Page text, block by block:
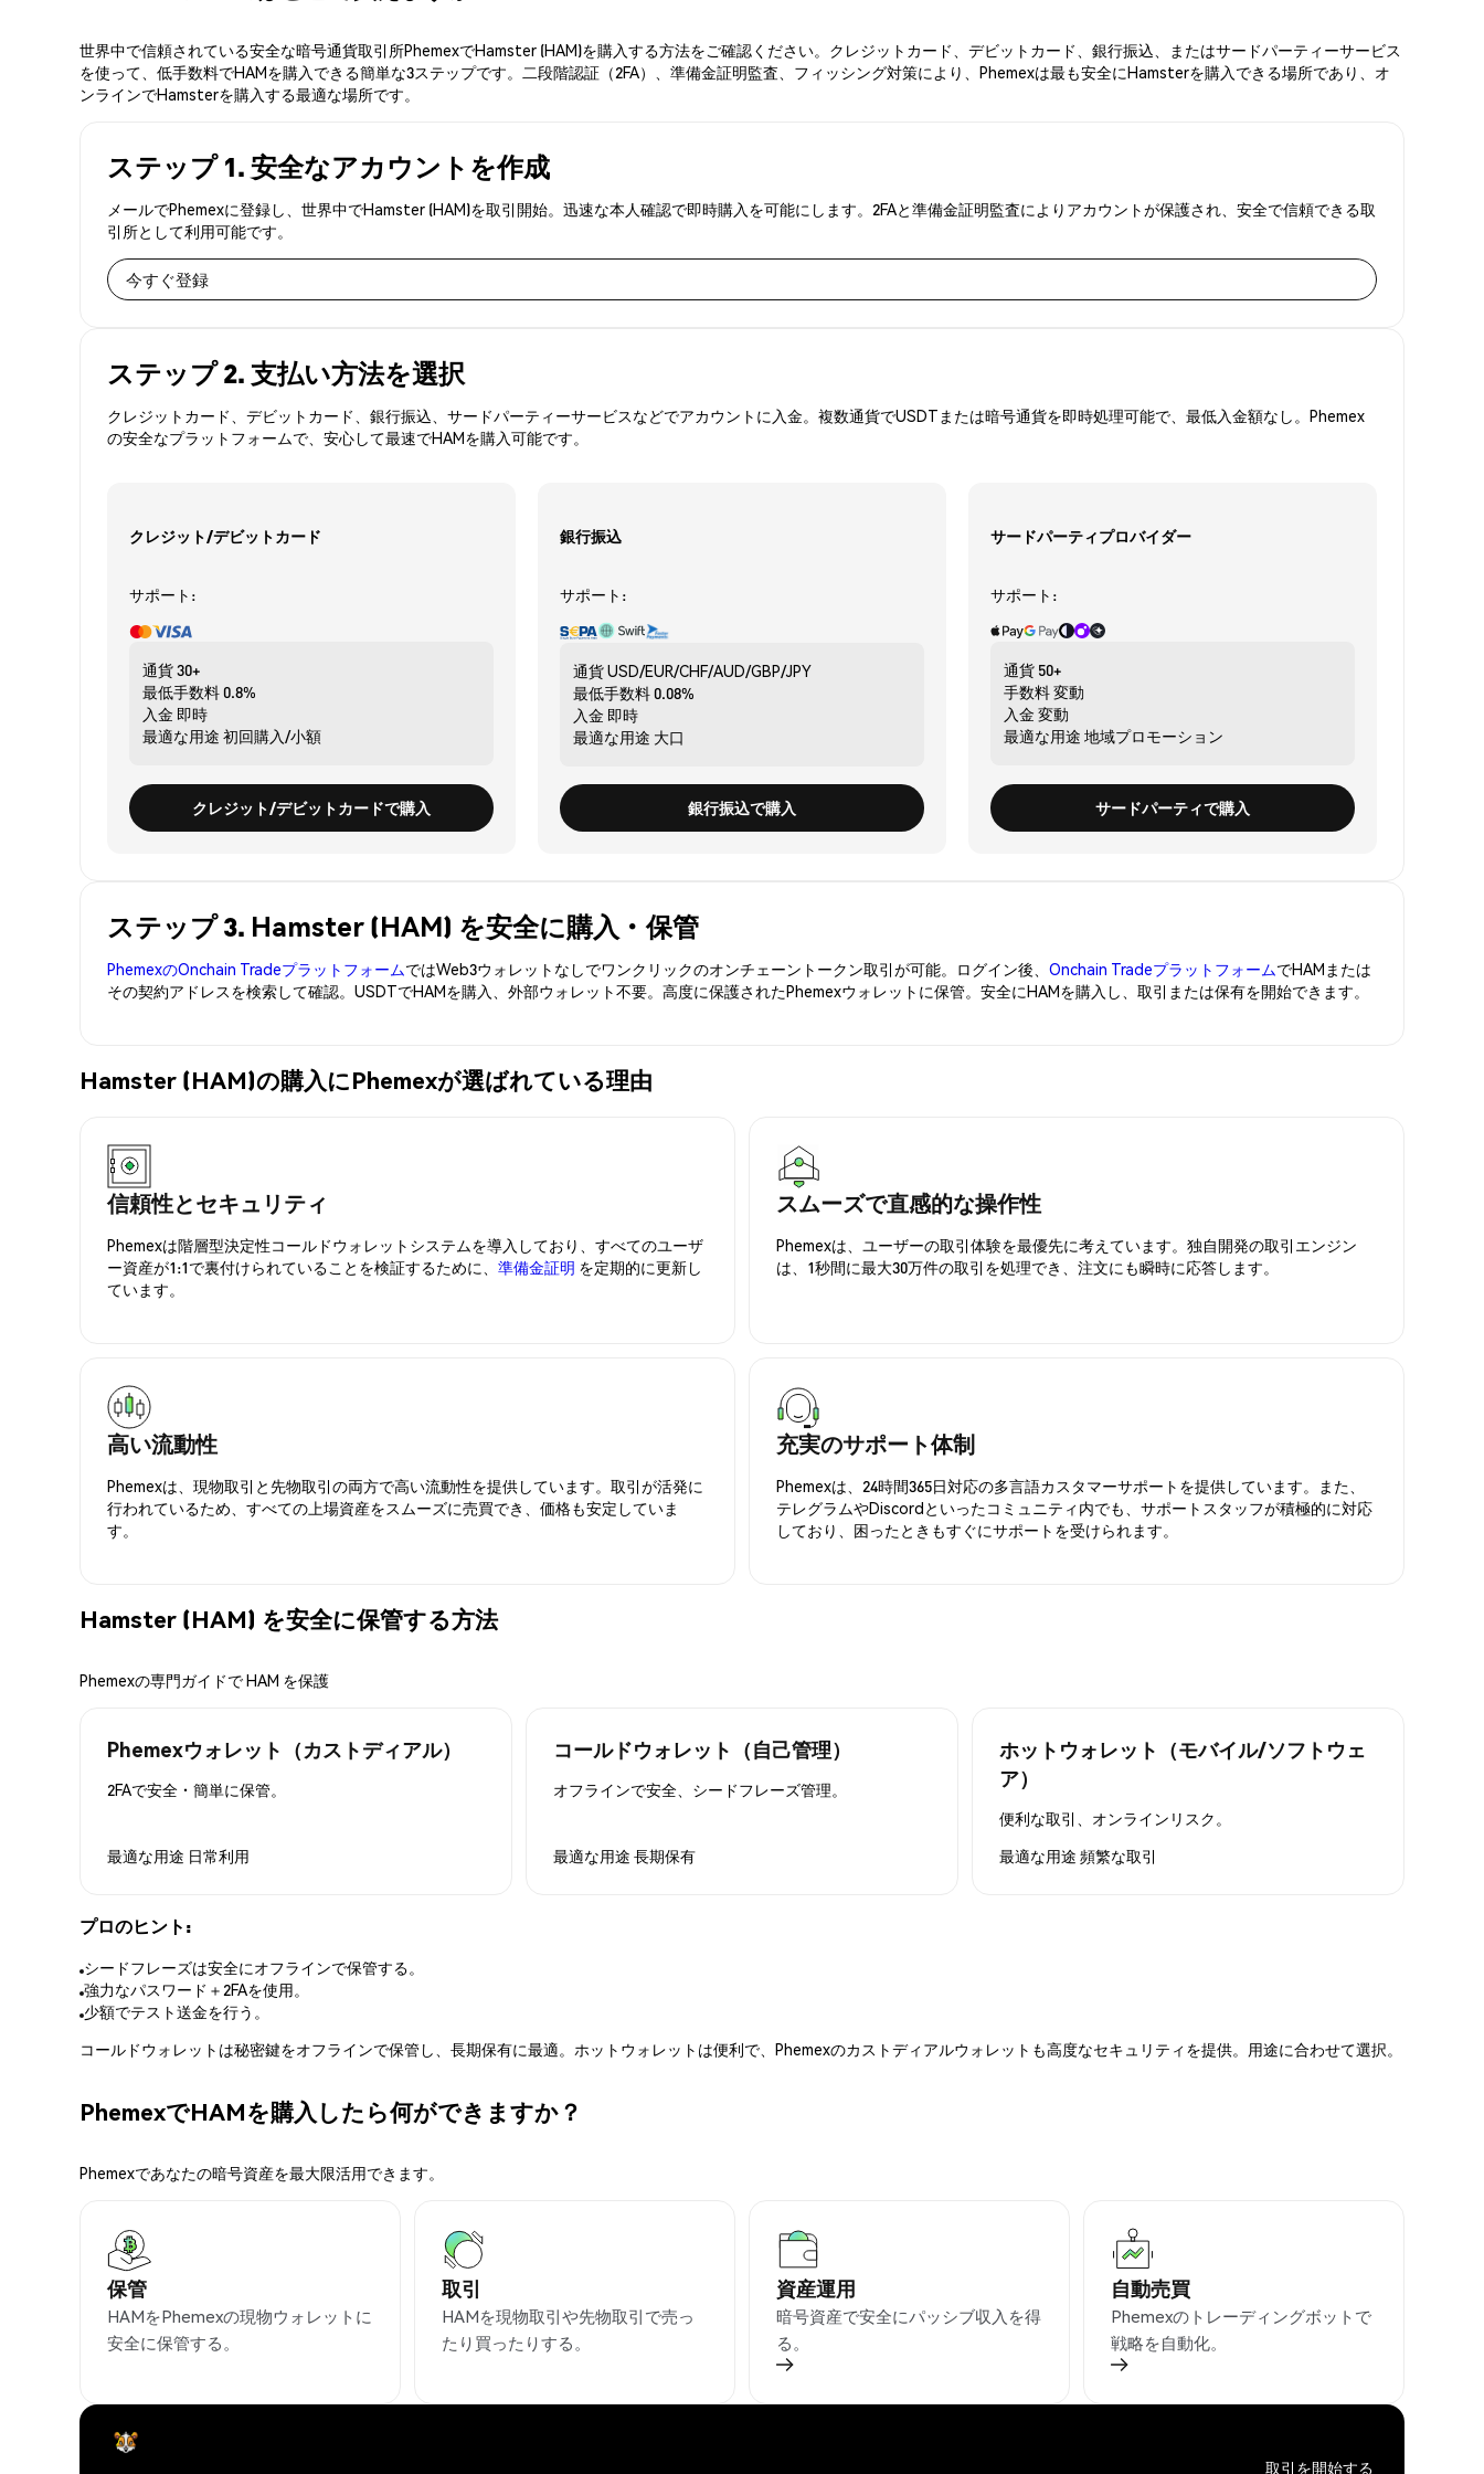
世界中で信頼されている安全な暗号通貨取引所PhemexでHamster (HAM)を購入する方法をご確認ください。クレジットカード、デビットカード、銀行振込、またはサードパーティーサービス
を使って、低手数料でHAMを購入できる簡単な3ステップです。二段階認証（2FA）、準備金証明監査、フィッシング対策により、Phemexは最も安全にHamsterを購入できる場所であり、オ
ンラインでHamsterを購入する最適な場所です。
ステップ 1. 安全なアカウントを作成
メールでPhemexに登録し、世界中でHamster (HAM)を取引開始。迅速な本人確認で即時購入を可能にします。2FAと準備金証明監査によりアカウントが保護され、安全で信頼できる取
引所として利用可能です。
今すぐ登録
ステップ 2. 支払い方法を選択
クレジットカード、デビットカード、銀行振込、サードパーティーサービスなどでアカウントに入金。複数通貨でUSDTまたは暗号通貨を即時処理可能で、最低入金額なし。Phemex
の安全なプラットフォームで、安心して最速でHAMを購入可能です。
クレジット/デビットカード
サポート:
通貨30+
最低手数料0.8%
入金 即時
最適な用途 初回購入/小額
クレジット/デビットカードで購入
銀行振込
サポート:
通貨USD/EUR/CHF/AUD/GBP/JPY
最低手数料0.08%
入金 即時
最適な用途 大口
銀行振込で購入
サードパーティプロバイダー
サポート:
通貨 50+
手数料変動
入金 変動
最適な用途 地域プロモーション
サードパーティで購入
ステップ 3. Hamster (HAM) を安全に購入・保管
PhemexのOnchain TradeプラットフォームではWeb3ウォレットなしでワンクリックのオンチェーントークン取引が可能。ログイン後、 Onchain TradeプラットフォームでHAMまたは
その契約アドレスを検索して確認。USDTでHAMを購入、外部ウォレット不要。高度に保護されたPhemexウォレットに保管。安全にHAMを購入し、取引または保有を開始できます。
Hamster (HAM)の購入にPhemexが選ばれている理由
信頼性とセキュリティ
Phemexは階層型決定性コールドウォレットシステムを導入しており、すべてのユーザ
ー資産が1:1で裏付けられていることを検証するために、 準備金証明 を定期的に更新し
ています。
スムーズで直感的な操作性
Phemexは、ユーザーの取引体験を最優先に考えています。独自開発の取引エンジン
は、1秒間に最大30万件の取引を処理でき、注文にも瞬時に応答します。
高い流動性
Phemexは、現物取引と先物取引の両方で高い流動性を提供しています。取引が活発に
行われているため、すべての上場資産をスムーズに売買でき、価格も安定していま
す。
充実のサポート体制
Phemexは、24時間365日対応の多言語カスタマーサポートを提供しています。また、
テレグラムやDiscordといったコミュニティ内でも、サポートスタッフが積極的に対応
しており、困ったときもすぐにサポートを受けられます。
Hamster (HAM) を安全に保管する方法
Phemexの専門ガイドで HAM を保護
Phemexウォレット（カストディアル）
2FAで安全・簡単に保管。
最適な用途 日常利用
コールドウォレット（自己管理）
オフラインで安全、シードフレーズ管理。
最適な用途 長期保有
ホットウォレット（モバイル/ソフトウェ
ア）
便利な取引、オンラインリスク。
最適な用途 頻繁な取引
プロのヒント:
シードフレーズは安全にオフラインで保管する。
強力なパスワード＋2FAを使用。
少額でテスト送金を行う。
コールドウォレットは秘密鍵をオフラインで保管し、長期保有に最適。ホットウォレットは便利で、Phemexのカストディアルウォレットも高度なセキュリティを提供。用途に合わせて選択。
PhemexでHAMを購入したら何ができますか？
Phemexであなたの暗号資産を最大限活用できます。
保管
HAMをPhemexの現物ウォレットに
安全に保管する。
取引
HAMを現物取引や先物取引で売っ
たり買ったりする。
資産運用
暗号資産で安全にパッシブ収入を得
る。
自動売買
Phemexのトレーディングボットで
戦略を自動化。
取引を開始する